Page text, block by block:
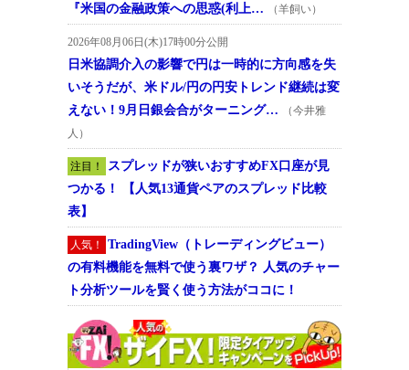
『米国の金融政策への思惑(利上…
（羊飼い）
2026年08月06日(木)17時00分公開
日米協調介入の影響で円は一時的に方向感を失
いそうだが、米ドル/円の円安トレンド継続は変
えない！9月日銀会合がターニング…
（今井雅
人）
注目！
スプレッドが狭いおすすめFX口座が見
つかる！ 【人気13通貨ペアのスプレッド比較
表】
人気！
TradingView（トレーディングビュー）
の有料機能を無料で使う裏ワザ？ 人気のチャー
ト分析ツールを賢く使う方法がココに！